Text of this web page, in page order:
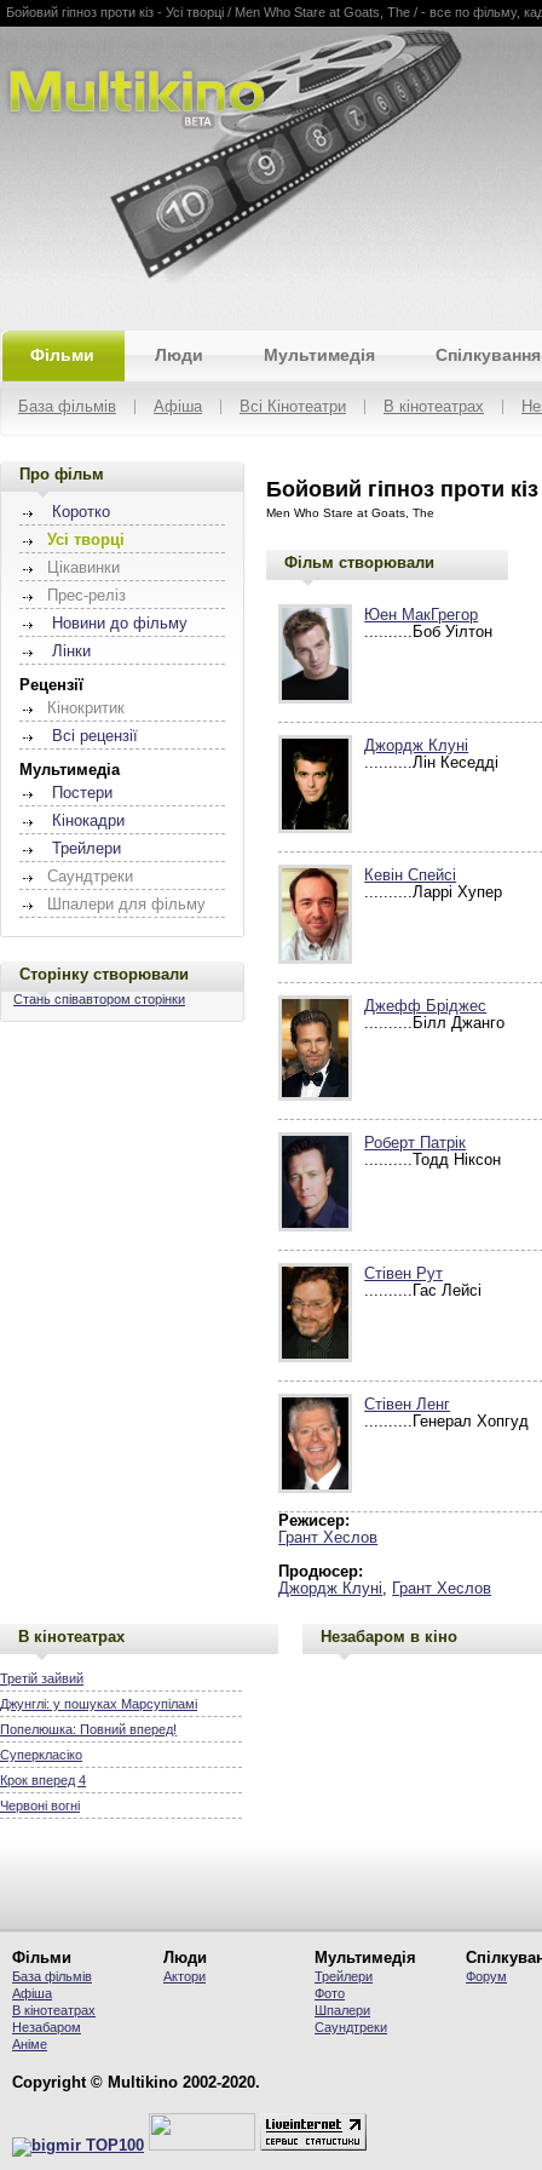
Multikino
Бойовий гіпноз проти кіз - Усі творці / Men Who Stare at Goats, The / - все по фільму,
Фільми Люди Мультимедія Спілкування
База фільмів Афіша Всі Кінотеатри В кінотеатрах
Про фільм
Коротко
Усі творці
Цікавинки
Прес-реліз
Новини до фільму
Лінки
Рецензії
Кінокритик
Всі рецензії
Мультимедіа
Постери
Кінокадри
Трейлери
Саундтреки
Шпалери для фільму
Сторінку створювали
Стань співавтором сторінки
Бойовий гіпноз проти
Men Who Stare at Goats, The
Фільм створювали
Юен МакГрегор
..........Боб Уілтон
Джордж Клуні
..........Лін Кеседді
Кевін Спейсі
..........Ларрі Хупер
Джефф Бріджес
..........Білл Джанго
Роберт Патрік
..........Тодд Ніксон
Стівен Рут
..........Гас Лейсі
Стівен Ленг
..........Генерал Хопгуд
Режисер:
Грант Хеслов
Продюсер:
Джордж Клуні, Грант Хеслов
В кінотеатрах
Третій зайвий
Джунглі: у пошуках Марсупіламі
Попелюшка: Повний вперед!
Суперкласіко
Крок вперед 4
Червоні вогні
Незабаром в кіно
Фільми
База фільмів
Афіша
В кінотеатрах
Незабаром
Аніме
Люди
Актори
Мультимедія
Трейлери
Фото
Шпалери
Саундтреки
Форум
Copyright © Multikino 2002-2020.